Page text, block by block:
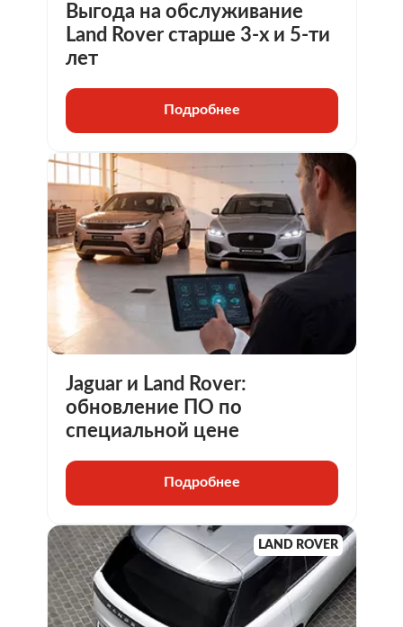
Выгода на обслуживание
Land Rover старше 3-х и 5-ти
лет
Подробнее
Jaguar и Land Rover:
обновление ПО по
специальной цене
Подробнее
LAND ROVER